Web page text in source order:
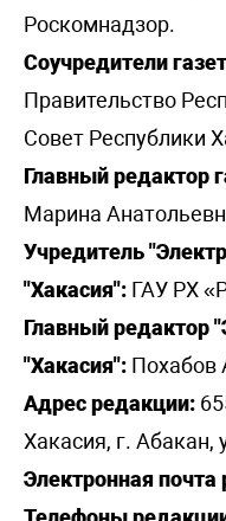
Роскомнадзор.
Соучредители
Правительство
Совет Республики
Главный редактор
Марина
Учредитель
"Хакасия": ГАУ РХ
Главный редактор
"Хакасия": Похабов
Адрес редакции:
Хакасия, г. Абакан,
Электронная почта